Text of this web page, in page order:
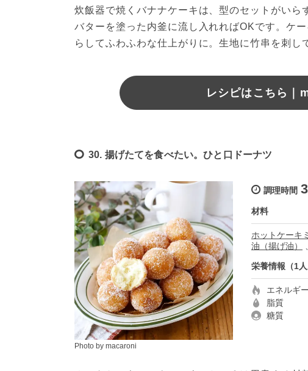
炊飯器で焼くバナナケーキは、型のセットがいら
バターを塗った内釜に流し入れればOKです。ケ
らしてふわふわな仕上がりに。生地に竹串を刺し
レシピはこちら｜
30. 揚げたてを食べたい。ひと口ドーナツ
Photo by macaroni
調理時間
材料
ホットケーキ
油（揚げ油）
栄養情報（1人
エネルギー
脂質
糖質